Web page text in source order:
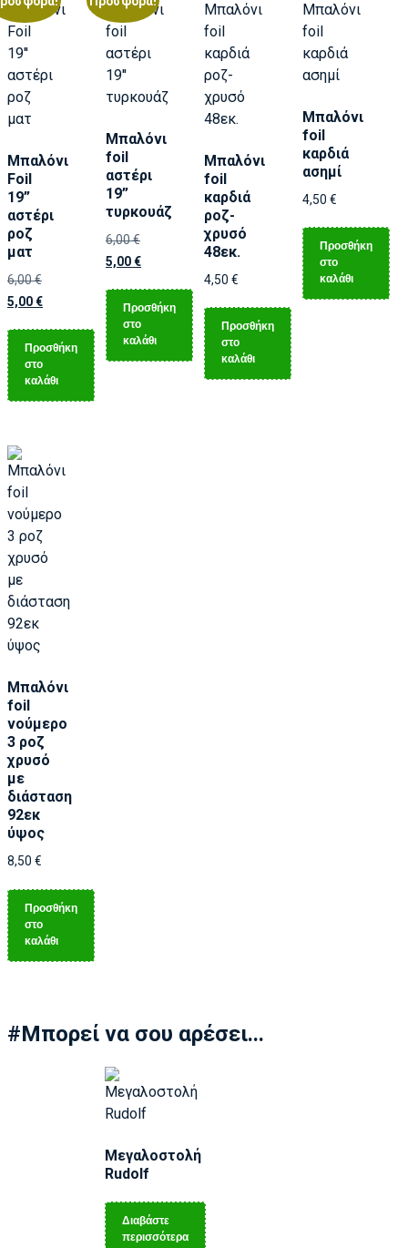
Μπαλόνι
Foil
19”
αστέρι
ροζ
ματ
6,00€
5,00€
Προσθήκη
στο
καλάθι
Μπαλόνι
foil
αστέρι
19”
τυρκουάζ
6,00€
5,00€
Προσθήκη
στο
καλάθι
Μπαλόνι
foil
καρδιά
ροζ-
χρυσό
48εκ.
4,50 €
Προσθήκη
στο
καλάθι
Μπαλόνι
foil
καρδιά
ασημί
4,50 €
Προσθήκη
στο
καλάθι
Μπαλόνι
foil
νούμερο
3 ροζ
χρυσό
με
διάσταση
92εκ
ύψος
8,50 €
Προσθήκη
στο
καλάθι
#Μπορεί να σου αρέσει...
Μεγαλοστολή
Rudolf
Διαβάστε
περισσότερα